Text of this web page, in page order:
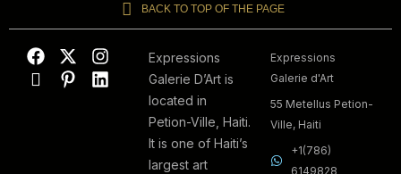
BACK TO TOP OF THE PAGE
Expressions
Galerie D’Art is
located in
Petion-Ville, Haiti.
It is one of Haiti’s
largest art
Expressions
Galerie d'Art
55 Metellus Petion-
Ville, Haiti
+1(786)
6149828